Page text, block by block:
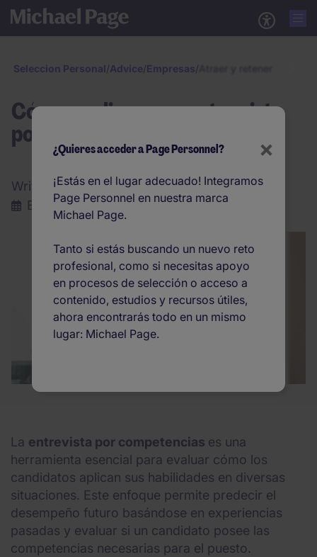
Seleccion Personal/Advice/Empresas/
Cómo realizar una entrevista
por competencias
Written by: Michael Page
Enero 2025|3 min. lectura
La entrevista por competencias es una
herramienta esencial para evaluar cómo los
candidatos aplican sus habilidades en diversas
situaciones. Este enfoque permite predecir el
desempeño futuro basándose en experiencias
pasadas y evaluar si un candidato posee las
competencias necesarias para el puesto.
×
¿Quieres acceder a Page Personnel?
¡Estás en el lugar adecuado! Integramos
Page Personnel en nuestra marca
Michael Page.
Tanto si estás buscando un nuevo reto
profesional, como si necesitas apoyo
en procesos de selección o acceso a
contenido, estudios y recursos útiles,
ahora encontrarás todo en un mismo
lugar: Michael Page.